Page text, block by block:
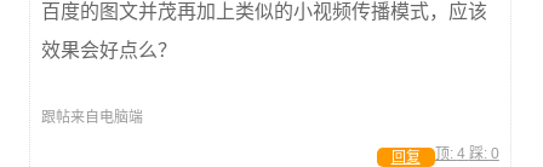
百度的图文并茂再加上类似的小视频传播模式，应该
效果会好点么？
跟帖来自电脑端
顶: 4 踩: 0
回复